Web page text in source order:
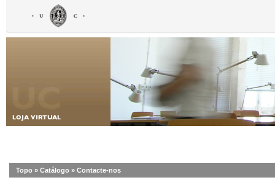
Topo » Catálogo » Contacte-nos